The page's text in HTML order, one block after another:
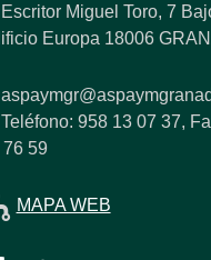
Miguel Toro, 7
Europa 18006
Teléfono: 958 13 07 37,
76 59
MAPA WEB